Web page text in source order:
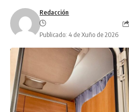
Redacción
Publicado: 4 de Xuño de 2026